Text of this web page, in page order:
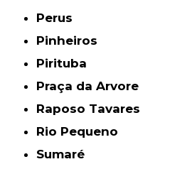
Perus
Pinheiros
Pirituba
Praça da Arvore
Raposo Tavares
Rio Pequeno
Sumaré